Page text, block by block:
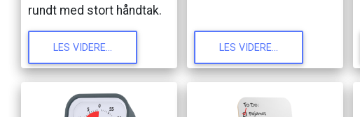
rundt med stort håndtak.
LES VIDERE... LES VIDERE...